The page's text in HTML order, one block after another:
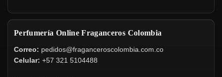
Perfumería Online Fraganceros Colombia
Correo: pedidos@fraganceroscolombia.com.co
Celular: +57 321 5104488